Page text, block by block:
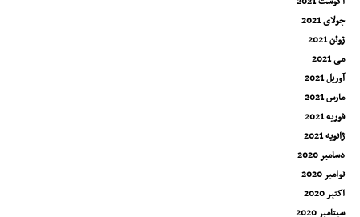
جولای 2021
ژوئن 2021
می 2021
آوریل 2021
مارس 2021
فوریه 2021
ژانویه 2021
دسامبر 2020
نوامبر 2020
اکتبر 2020
سپتامبر 2020